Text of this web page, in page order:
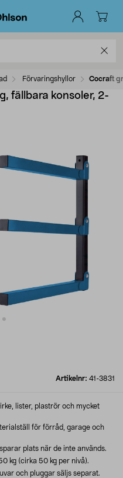
Förvaringshyllor Cocraft
fällbara konsoler, 2-
Artikelnr: 41-3831
lister, plaströr och mycket
för förråd, garage och
plats när de inte används.
kg (cirka 50 kg per nivå).
och pluggar säljs separat.